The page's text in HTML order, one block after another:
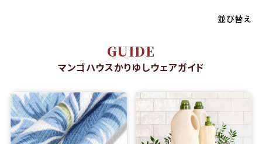
並び替え
GUIDE
マンゴハウスかりゆしウェアガイド